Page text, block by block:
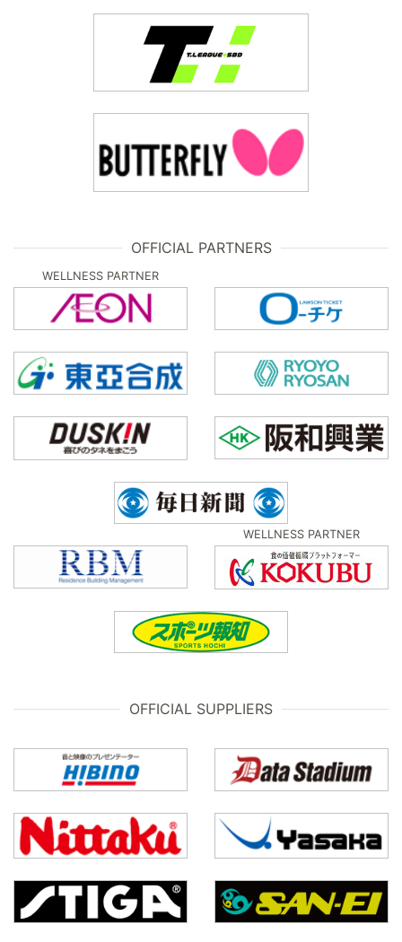
OFFICIAL PARTNERS
WELLNESS PARTNER
WELLNESS PARTNER
OFFICIAL SUPPLIERS